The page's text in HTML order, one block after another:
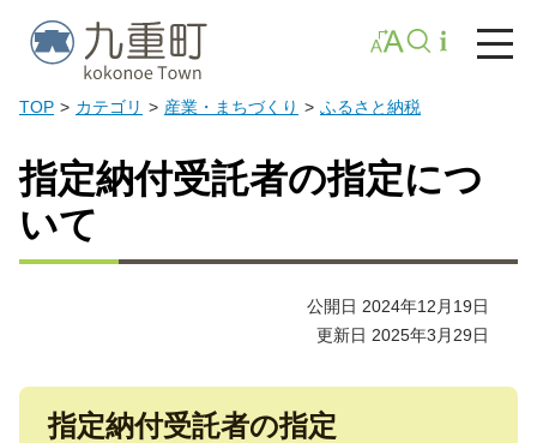
TOP カテゴリ 産業・まちづくり ふるさと納税
指定納付受託者の指定につ
いて
公開日 2024年12月19日
更新日 2025年3月29日
指定納付受託者の指定